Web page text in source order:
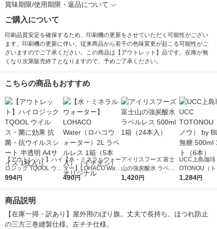
賞味期限/使用期限・返品について
ご購入について
印刷品質安定を確保するため、印刷機の更新をさせていただく可能性がござい
ます。印刷機の更新に伴い、従来商品から若干の色味変更が起こる可能性がご
ざいますのでご了承ください。この商品は【アウトレット】品です。在庫が無
くなり次第販売終了となりますので、予めご了承ください。
こちらの商品もおすすめ
【アウトレット】ハイ
ロジック TQOOL ウイ
ルス・菌に効果 抗
入り
994円
【水・ミネラルウォー
ター】LOHACO Wate
r（ロハコウォータ
490円
アイリスフーズ 富士
山の強炭酸水 ラベル
レス 500ml 1箱（24
1,420円
UCC上島珈琲
OTONOU（
ウ） by
1,284円
商品説明
【在庫一掃・訳あり】屋外用のぼり旗。丈夫で長持ち。ほつれ防止
の三方三巻縫製仕様。左チチ仕様。